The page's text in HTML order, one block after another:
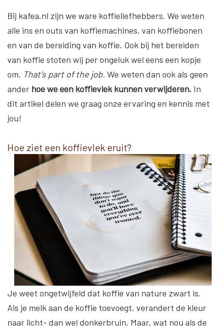
Bij kafea.nl zijn we ware koffieliefhebbers. We weten
alle ins en outs van koffiemachines, van koffiebonen
en van de bereiding van koffie. Ook bij het bereiden
van koffie stoten wij per ongeluk wel eens een kopje
om. That’s part of the job. We weten dan ook als geen
ander hoe we een koffievlek kunnen verwijderen. In
dit artikel delen we graag onze ervaring en kennis met
jou!
Hoe ziet een koffievlek eruit?
Je weet ongetwijfeld dat koffie van nature zwart is.
Als je melk aan de koffie toevoegt, verandert de kleur
naar licht- dan wel donkerbruin. Maar, wat nou als de